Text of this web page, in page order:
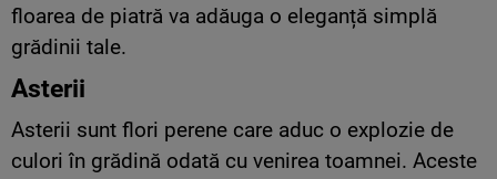
floarea de piatră va adăuga o eleganță simplă
grădinii tale.
Asterii
Asterii sunt flori perene care aduc o explozie de
culori în grădină odată cu venirea toamnei. Aceste